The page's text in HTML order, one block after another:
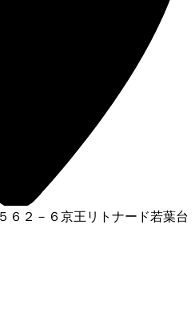
６２－６京王リトナード若葉台